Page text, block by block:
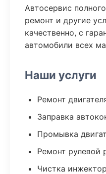
Автосервис
ремонт и другие
качественно, с
автомобили всех
Наши услуги
Ремонт
Заправка
Промывка
Ремонт рулевой
Чистка